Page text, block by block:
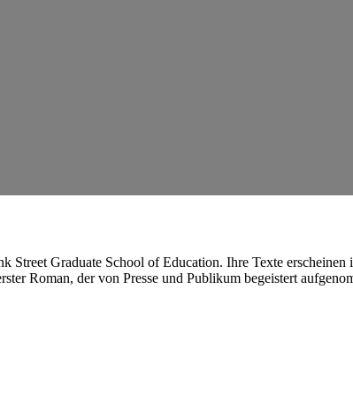
Graduate School of Education. Ihre Texte
Roman, der von Presse und Publikum begeistert